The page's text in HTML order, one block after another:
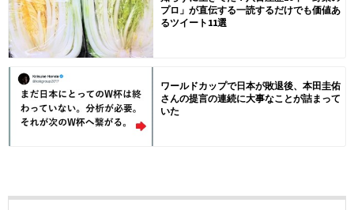
プロ」が直伝する一読するだけでも価値あ
るツイート11選
ワールドカップで日本が敗退後、本田圭佑
さんの提言の連続に大事なことが詰まって
いた